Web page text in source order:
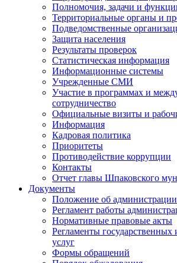
Полномочия, задачи и
Территориальные органы и
Подведомственные
Защита населения
Результаты проверок
Статистическая информация
Информационные системы
Учрежденные СМИ
Участие в программах и
сотрудничество
Официальные визиты и
Информация
Кадровая политика
Приоритеты
Противодействие коррупции
Контакты
Отчет главы Шпаковского
Документы
Положение об администрации
Регламент работы
Нормативные правовые акты
Регламенты
услуг
Формы обращений